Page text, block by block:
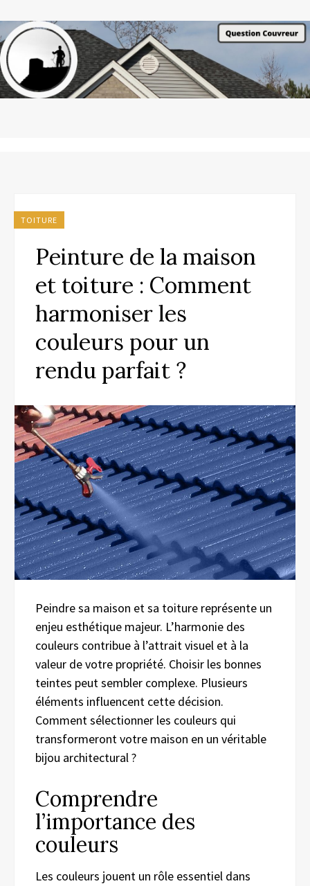
TOITURE
Peinture de la maison
et toiture : Comment
harmoniser les
couleurs pour un
rendu parfait ?
Peindre sa maison et sa toiture représente un
enjeu esthétique majeur. L’harmonie des
couleurs contribue à l’attrait visuel et à la
valeur de votre propriété. Choisir les bonnes
teintes peut sembler complexe. Plusieurs
éléments influencent cette décision.
Comment sélectionner les couleurs qui
transformeront votre maison en un véritable
bijou architectural ?
Comprendre
l’importance des
couleurs
Les couleurs jouent un rôle essentiel dans